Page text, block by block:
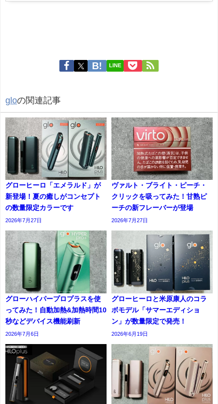
LINE
gloの関連記事
グローヒーロ「エメラルド」が
新登場！夏の癒しがコンセプト
の数量限定カラーです
2026年7月27日
ヴァルト・ブライト・ピーチ・
クリックを吸ってみた！甘熟ピ
ーチの新フレーバーが登場
2026年7月27日
グローハイパープロプラスを使
ってみた！自動加熱&加熱時間10
秒などデバイス機能刷新
2026年7月6日
グローヒーロと米原康人のコラ
ボモデル「サマーエディショ
ン」が数量限定で発売！
2026年6月19日